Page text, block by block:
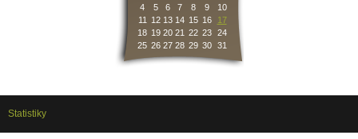
4
5 6 7 8 9
10
11
12 13 14 15 16
17
18 19 20 21 22 23 24
25 26 27 28 29 30 31
Statistiky